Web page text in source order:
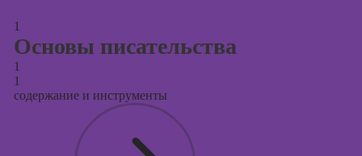
1
Основы писательства
1
1
содержание и инструменты